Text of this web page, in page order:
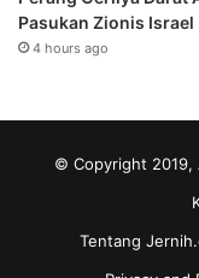
Pasukan Zionis Israel
4 hours ago
© Copyright 2019,
Tentang